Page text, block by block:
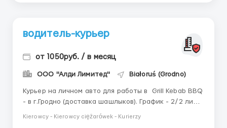
водитель-курьер
от 1050руб. / в месяц
ООО "Алди Лимитед" Białoruś (Grodno)
Курьер на личном авто для работы в Grill Kebab BBQ
- в г.Гродно (доставка шашлыков). График - 2/2 либо
3/3. Оплата от 70р за смену. Подробную
Kierowcy - Kierowcy ciężarówek - Kurierzy